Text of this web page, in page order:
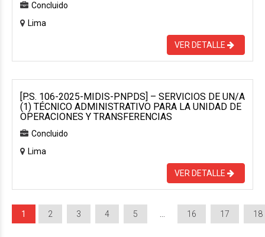
Concluido
Lima
VER DETALLE
[P.S. 106-2025-MIDIS-PNPDS] – SERVICIOS DE UN/A
(1) TÉCNICO ADMINISTRATIVO PARA LA UNIDAD DE
OPERACIONES Y TRANSFERENCIAS
Concluido
Lima
VER DETALLE
1 2 3 4 5 16 17 18